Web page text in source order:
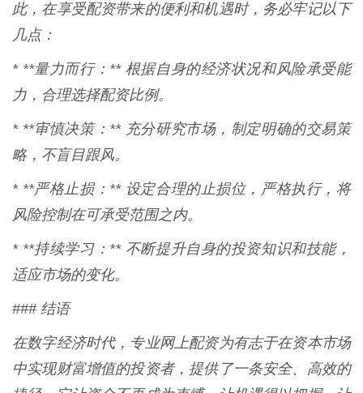
此，在享受配资带来的便利和机遇时，务必牢记以下
几点：
* **量力而行：** 根据自身的经济状况和风险承受能
力，合理选择配资比例。
* **审慎决策：** 充分研究市场，制定明确的交易策
略，不盲目跟风。
* **严格止损：** 设定合理的止损位，严格执行，将
风险控制在可承受范围之内。
* **持续学习：** 不断提升自身的投资知识和技能，
适应市场的变化。
### 结语
在数字经济时代，专业网上配资为有志于在资本市场
中实现财富增值的投资者，提供了一条安全、高效的